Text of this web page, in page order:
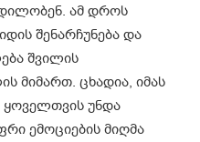
ამ დროს
შენარჩუნება და
შვილის
მიმართ. ცხადია, იმას
უნდა
ემოციების მიღმა